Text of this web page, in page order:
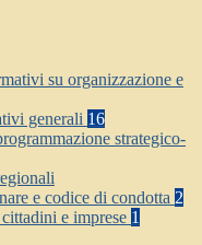
su organizzazione e
generali 16
strategico-
e codice di condotta 2
e imprese 1